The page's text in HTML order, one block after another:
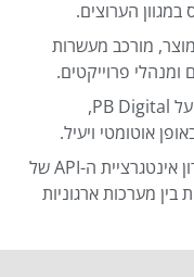
הערוצים.
מורכב מעשרות
ומנהלי פרוייקטים.
מערכת ההנגשה NAGIX, המבוססת על PB Digital,
אוטומטי ויעיל.
PB Digital משלבת כ-OEM את פתרון אינטגרציית ה-API של